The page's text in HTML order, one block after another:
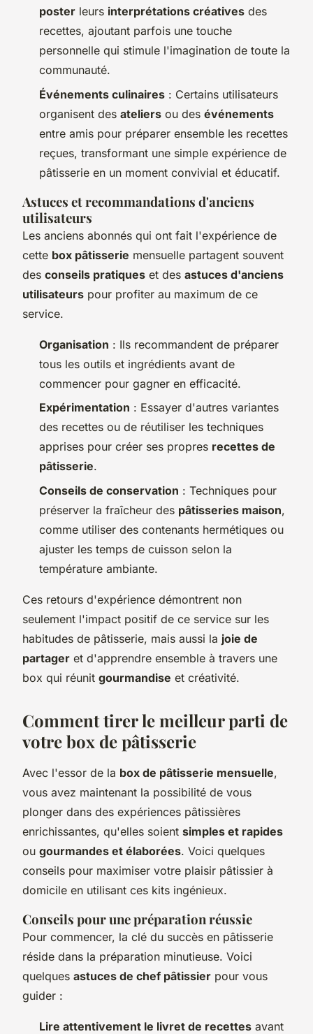
poster leurs interprétations créatives des
recettes, ajoutant parfois une touche
personnelle qui stimule l'imagination de toute la
communauté.
Événements culinaires : Certains utilisateurs
organisent des ateliers ou des événements
entre amis pour préparer ensemble les recettes
reçues, transformant une simple expérience de
pâtisserie en un moment convivial et éducatif.
Astuces et recommandations d'anciens
utilisateurs
Les anciens abonnés qui ont fait l'expérience de
cette box pâtisserie mensuelle partagent souvent
des conseils pratiques et des astuces d'anciens
utilisateurs pour profiter au maximum de ce
service.
Organisation : Ils recommandent de préparer
tous les outils et ingrédients avant de
commencer pour gagner en efficacité.
Expérimentation : Essayer d'autres variantes
des recettes ou de réutiliser les techniques
apprises pour créer ses propres recettes de
pâtisserie.
Conseils de conservation : Techniques pour
préserver la fraîcheur des pâtisseries maison,
comme utiliser des contenants hermétiques ou
ajuster les temps de cuisson selon la
température ambiante.
Ces retours d'expérience démontrent non
seulement l'impact positif de ce service sur les
habitudes de pâtisserie, mais aussi la joie de
partager et d'apprendre ensemble à travers une
box qui réunit gourmandise et créativité.
Comment tirer le meilleur parti de
votre box de pâtisserie
Avec l'essor de la box de pâtisserie mensuelle,
vous avez maintenant la possibilité de vous
plonger dans des expériences pâtissières
enrichissantes, qu'elles soient simples et rapides
ou gourmandes et élaborées. Voici quelques
conseils pour maximiser votre plaisir pâtissier à
domicile en utilisant ces kits ingénieux.
Conseils pour une préparation réussie
Pour commencer, la clé du succès en pâtisserie
réside dans la préparation minutieuse. Voici
quelques astuces de chef pâtissier pour vous
guider :
Lire attentivement le livret de recettes avant